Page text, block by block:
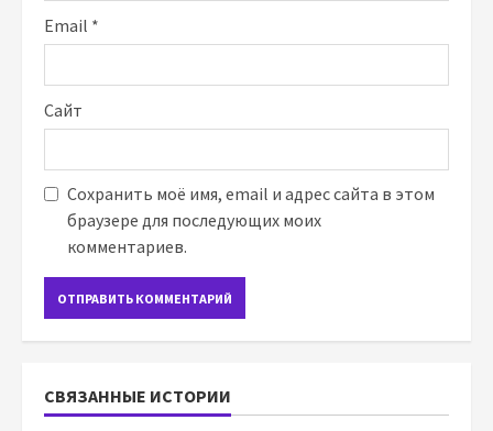
Email *
Сайт
Сохранить моё имя, email и адрес сайта в этом
браузере для последующих моих
комментариев.
СВЯЗАННЫЕ ИСТОРИИ